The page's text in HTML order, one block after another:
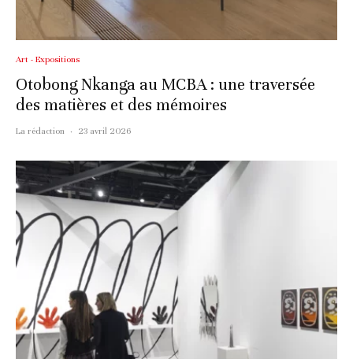
Art - Expositions
Otobong Nkanga au MCBA : une traversée
des matières et des mémoires
La rédaction · 23 avril 2026